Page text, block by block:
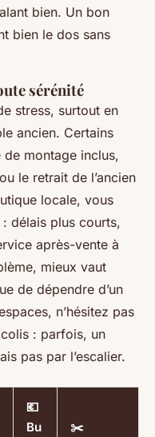
bien. Un bon
bien le dos sans
sérénité
stress, surtout en
ancien. Certains
montage inclus,
le retrait de l’ancien
locale, vous
délais plus courts,
après-vente à
mieux vaut
de dépendre d’un
n’hésitez pas
: parfois, un
pas par l’escalier.
💶
Bu
✂️